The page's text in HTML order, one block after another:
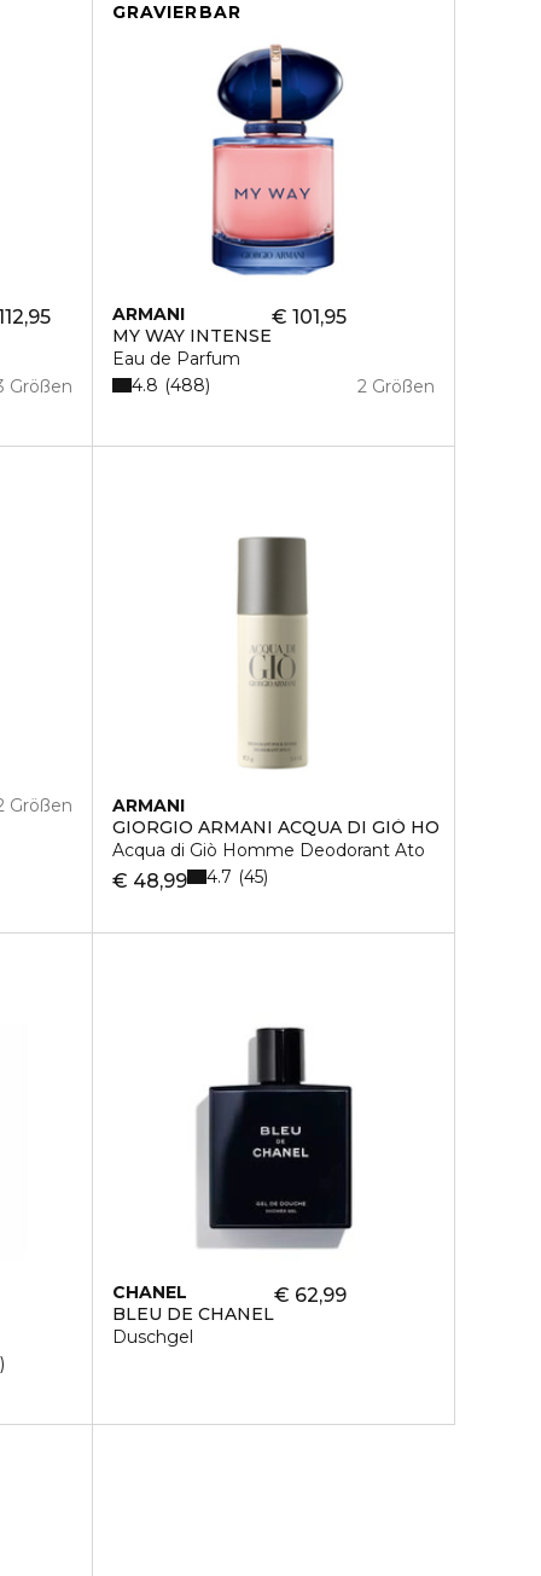
Größen
GRAVIERBAR
ARMANI
MY WAY INTENSE
Eau de Parfum
€ 101,95
2 Größen
4.8 488
Größen
ARMANI
GIORGIO ARMANI ACQUA DI GIÒ HO
Acqua di Giò Homme Deodorant Ato
€ 48,99 4.7 45
CHANEL
BLEU DE CHANEL
Duschgel
€ 62,99